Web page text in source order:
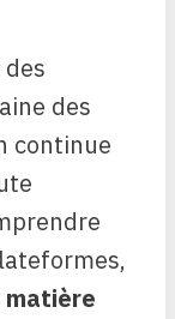
des
continue